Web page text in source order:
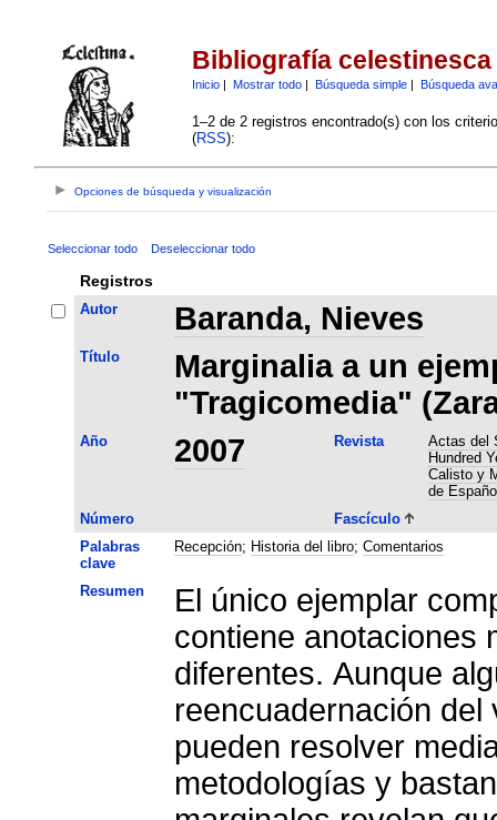
Bibliografía celestinesca
Inicio| Mostrar todo| Búsqueda simple| Búsqueda
1–2 de 2 registros encontrado(s) con los
(RSS):
Opciones de búsqueda y visualización
Seleccionar todo Deseleccionar todo
Registros
Autor Baranda, Nieves
Título
Marginalia a un
"Tragicomedia"
Año 2007 Revista
Actas del
Hundred
Calisto y
de
Número
Fascículo
Palabras
clave
Recepción; Historia del libro; Comentarios
Resumen
El único ejemplar
contiene anotaciones
diferentes. Aunque
reencuadernación
pueden resolver
metodologías y